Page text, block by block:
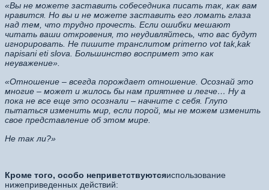
«Вы не можете заставить собеседника писать так, как вам
нравится. Но вы и не можете заставить его ломать глаза
над тем, что трудно прочесть. Если ошибки мешают
читать ваши откровения, то неудивляйтесь, что вас будут
игнорировать. Не пишите транслитом primerno vot tak,kak
napisani eti slova. Большинство воспримет это как
неуважение».
«Отношение – всегда порождает отношение. Осознай это
многие – может и жилось бы нам приятнее и легче… Ну а
пока не все еще это осознали – начните с себя. Глупо
пытаться изменить мир, если порой, мы не можем изменить
свое представление об этом мире.
Не так ли?»
Кроме того, особо неприветствуютсяиспользование
нижеприведенных действий: